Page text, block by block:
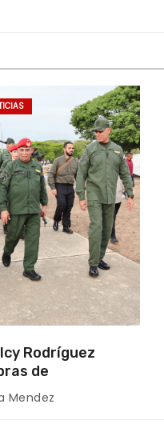
Rodríguez
de
Escuela Naval
sísmicas en La
Mendez